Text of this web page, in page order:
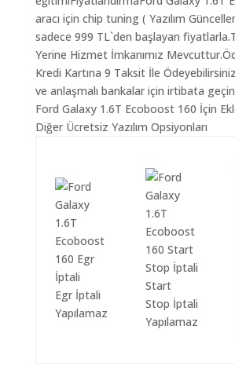
aracı için chip tuning ( Yazılım
sadece 999 TL`den başlayan
Yerine Hizmet İmkanımız
Kredi Kartına 9 Taksit İle
ve anlaşmalı bankalar için irtibata
Ford Galaxy 1.6T Ecoboost 160 İçin
Diğer Ücretsiz Yazılım Opsiyonları
Egr İptali
Yapılamaz
Start
Stop İptali
Yapılamaz